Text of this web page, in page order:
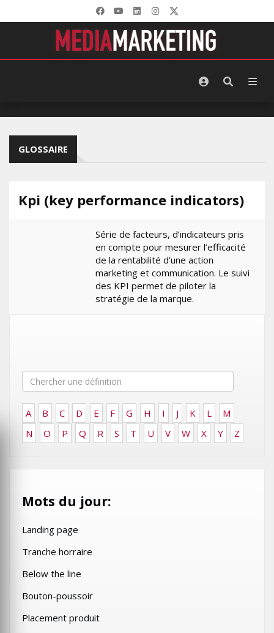
GLOSSAIRE
Kpi (key performance indicators)
Série de facteurs, d’indicateurs pris
en compte pour mesurer l’efficacité
de la rentabilité d’une action
marketing et communication. Le suivi
des KPI permet de piloter la
stratégie de la marque.
A B C D E F G H I J K L
M
N
O P Q R S T U V W X Y Z
Mots du jour:
Landing page
Tranche horraire
Below the line
Bouton-poussoir
Placement produit